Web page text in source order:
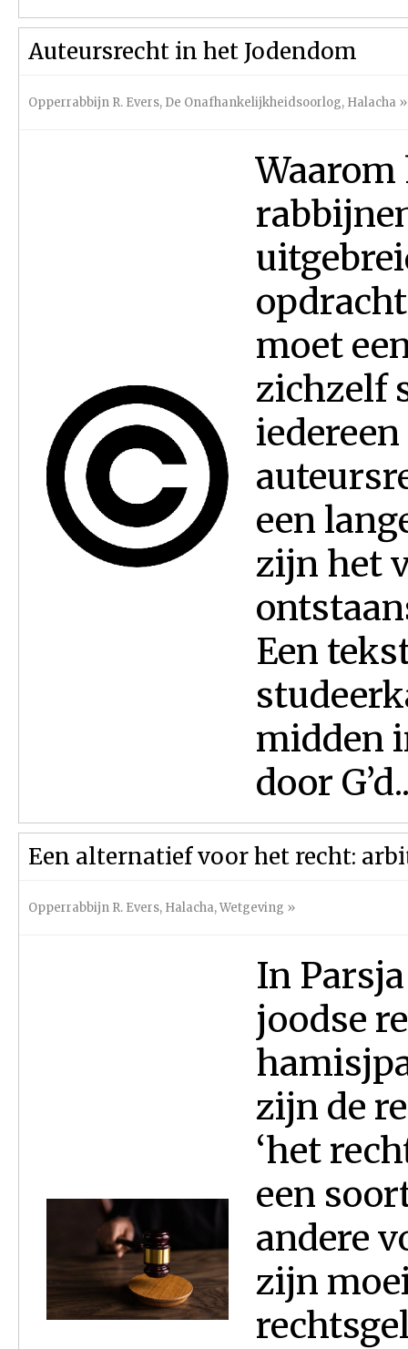
Auteursrecht in het Jodendom
Opperrabbijn R. Evers, De Onafhankelijkheidsoorlog, Halacha »
moet
zichzelf
een
zijn het
Een
midden
door
Een alternatief voor het recht:
Opperrabbijn R. Evers, Halacha,Wetgeving »
In
joodse
zijn de
‘het
een
andere
zijn